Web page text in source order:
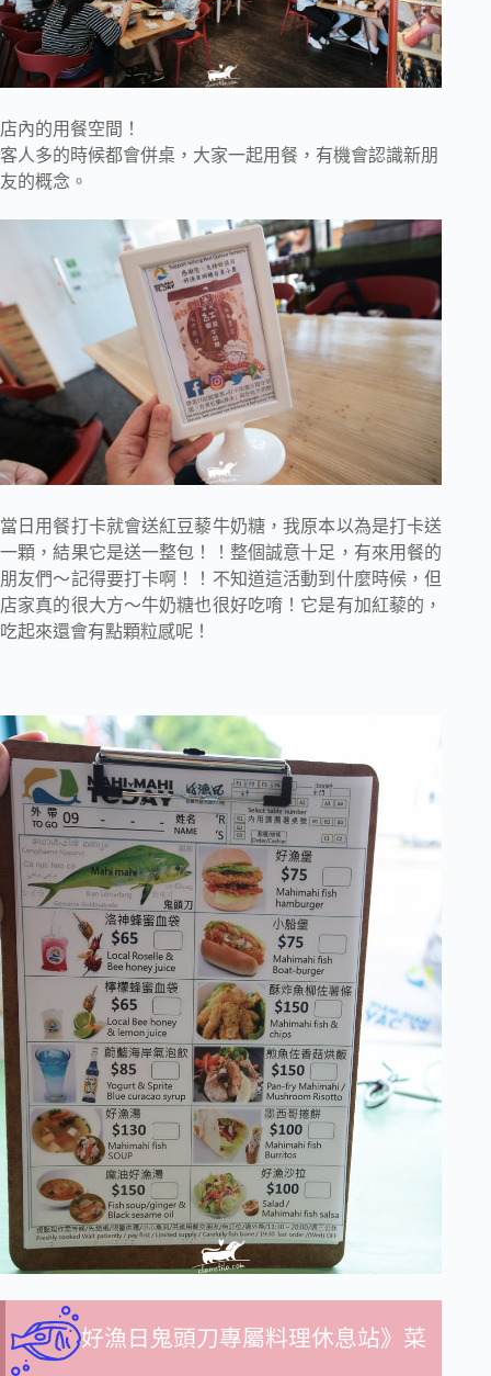
店內的用餐空間！
客人多的時候都會併桌，大家一起用餐，有機會認識新朋
友的概念。
當日用餐打卡就會送紅豆藜牛奶糖，我原本以為是打卡送
一顆，結果它是送一整包！！整個誠意十足，有來用餐的
朋友們～記得要打卡啊！！不知道這活動到什麼時候，但
店家真的很大方～牛奶糖也很好吃唷！它是有加紅藜的，
吃起來還會有點顆粒感呢！
好漁日鬼頭刀專屬料理休息站》菜